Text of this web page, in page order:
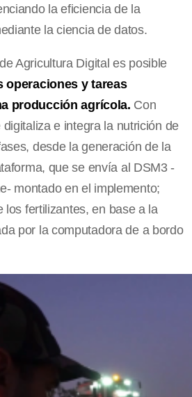
la eficiencia de la
la ciencia de datos.
Agricultura Digital es posible
operaciones y tareas
producción agrícola. Con
e integra la nutrición de
desde la generación de la
que se envía al DSM3 -
montado en el implemento;
los fertilizantes, en base a la
por la computadora de a bordo